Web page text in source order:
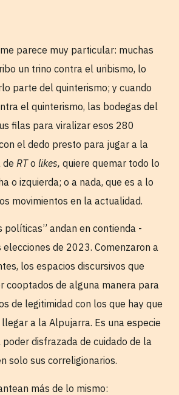
parece muy particular: muchas
un trino contra el uribismo, lo
parte del quinterismo; y cuando
el quinterismo, las bodegas del
filas para viralizar esos 280
el dedo presto para jugar a la
de RTo likes, quiere quemar todo lo
o izquierda; o a nada, que es a lo
movimientos en la actualidad.
políticas” andan en contienda -
de 2023. Comenzaron a
los espacios discursivos que
cooptados de alguna manera para
de legitimidad con los que hay que
a la Alpujarra. Es una especie
disfrazada de cuidado de la
solo sus correligionarios.
más de lo mismo: